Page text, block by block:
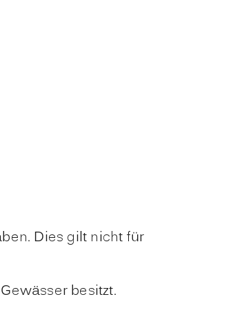
Dies gilt nicht für
besitzt.